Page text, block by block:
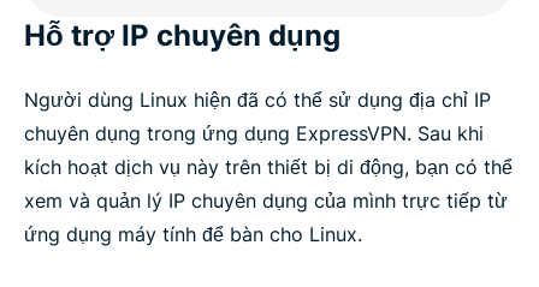
Hỗ trợ IP chuyên dụng
Người dùng Linux hiện đã có thể sử dụng địa chỉ IP
chuyên dụng trong ứng dụng ExpressVPN. Sau khi
kích hoạt dịch vụ này trên thiết bị di động, bạn có thể
xem và quản lý IP chuyên dụng của mình trực tiếp từ
ứng dụng máy tính để bàn cho Linux.